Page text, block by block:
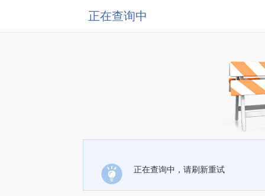
正在查询中
正在查询中，请刷新重试